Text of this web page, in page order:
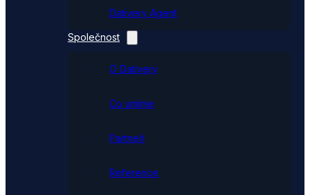
Dativery Agent
Společnost
O Dativery
Co umíme
Partneři
Reference